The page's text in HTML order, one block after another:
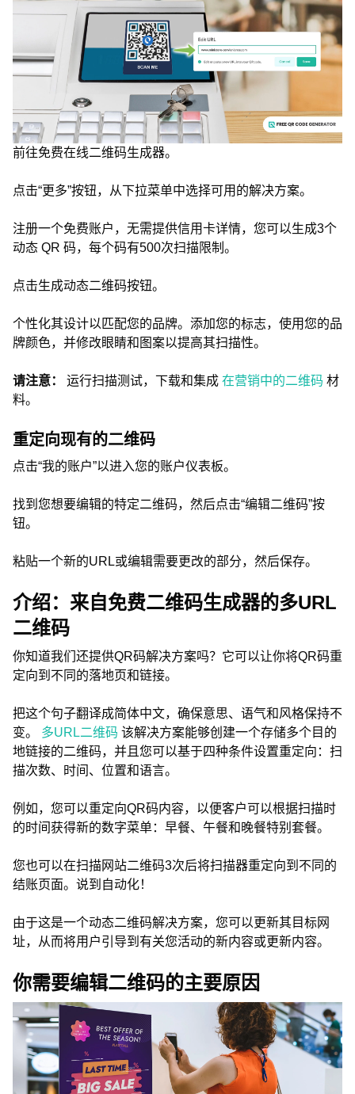
前往免费在线二维码生成器。
点击“更多”按钮，从下拉菜单中选择可用的解决方案。
注册一个免费账户，无需提供信用卡详情，您可以生成3个
动态 QR 码，每个码有500次扫描限制。
点击生成动态二维码按钮。
个性化其设计以匹配您的品牌。添加您的标志，使用您的品
牌颜色，并修改眼睛和图案以提高其扫描性。
请注意： 运行扫描测试，下载和集成 在营销中的二维码 材
料。
重定向现有的二维码
点击“我的账户”以进入您的账户仪表板。
找到您想要编辑的特定二维码，然后点击“编辑二维码”按
钮。
粘贴一个新的URL或编辑需要更改的部分，然后保存。
介绍：来自免费二维码生成器的多URL
二维码
你知道我们还提供QR码解决方案吗？它可以让你将QR码重
定向到不同的落地页和链接。
把这个句子翻译成简体中文，确保意思、语气和风格保持不
变。 多URL二维码 该解决方案能够创建一个存储多个目的
地链接的二维码，并且您可以基于四种条件设置重定向：扫
描次数、时间、位置和语言。
例如，您可以重定向QR码内容，以便客户可以根据扫描时
的时间获得新的数字菜单：早餐、午餐和晚餐特别套餐。
您也可以在扫描网站二维码3次后将扫描器重定向到不同的
结账页面。说到自动化！
由于这是一个动态二维码解决方案，您可以更新其目标网
址，从而将用户引导到有关您活动的新内容或更新内容。
你需要编辑二维码的主要原因